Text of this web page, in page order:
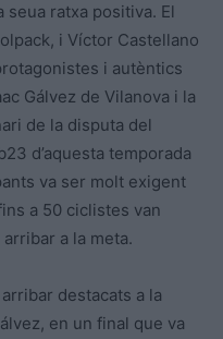
ratxa positiva. El
i Víctor Castellano
i autèntics
Gálvez de Vilanova i la
de la disputa del
d’aquesta temporada
va ser molt exigent
a 50 ciclistes van
a la meta.
destacats a la
en un final que va